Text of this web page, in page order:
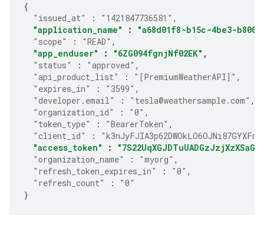
{
"issued_at"
: "1421847736581" ,
"application_name"
:
"a68d01f8-b15c-4be3-
"scope"
: "READ" ,
"app_enduser"
: "6ZG094fgnjNf02EK" ,
"status"
: "approved" ,
"api_product_list"
: "[PremiumWeatherAPI]" ,
"expires_in"
: "3599" ,
"developer.email"
: "tesla@weathersample.com" ,
"organization_id"
: "0" ,
"token_type"
: "BearerToken" ,
"client_id"
:
"access_token"
:
"organization_name"
: "myorg" ,
"refresh_token_expires_in"
: "0" ,
"refresh_count"
:
"0"
}